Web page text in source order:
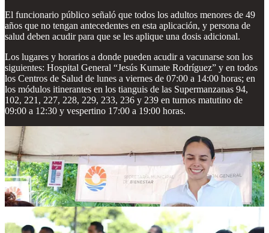
El funcionario público señaló que todos los adultos menores de 49
años que no tengan antecedentes en esta aplicación, y persona de
salud deben acudir para que se les aplique una dosis adicional.
Los lugares y horarios a donde pueden acudir a vacunarse son los
siguientes: Hospital General “Jesús Kumate Rodríguez” y en todos
los Centros de Salud de lunes a viernes de 07:00 a 14:00 horas; en
los módulos itinerantes en los tianguis de las Supermanzanas 94,
102, 221, 227, 228, 229, 233, 236 y 239 en turnos matutino de
09:00 a 12:30 y vespertino 17:00 a 19:00 horas.